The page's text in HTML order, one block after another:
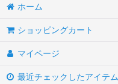
ホーム
ショッピングカート
マイページ
最近チェックしたアイテム